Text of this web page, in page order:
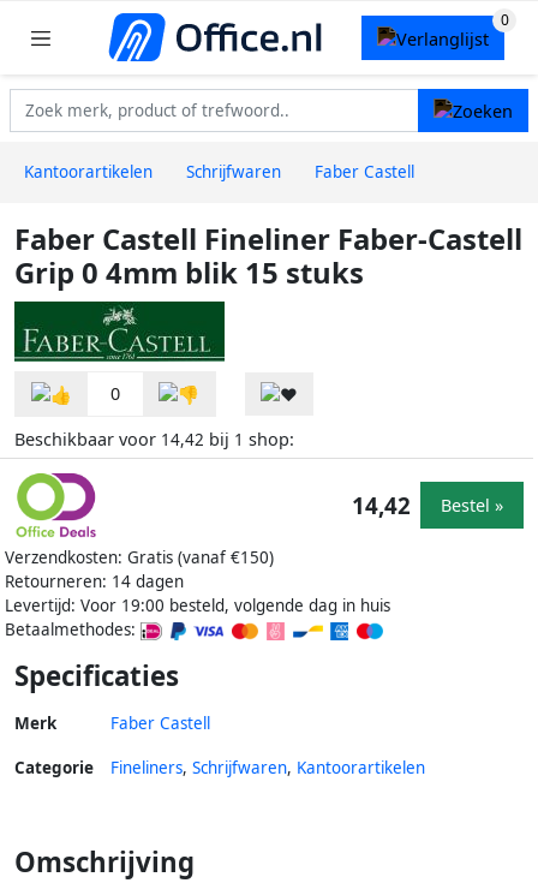
Kantoorartikelen Schrijfwaren Faber Castell
Faber Castell Fineliner Faber-Castell
Grip 0 4mm blik 15 stuks
0
Beschikbaar voor 14,42 bij 1 shop:
Verzendkosten: Gratis (vanaf €150)
Retourneren: 14 dagen
Levertijd: Voor 19:00 besteld, volgende dag in huis
Betaalmethodes:
14,42 Bestel »
Specificaties
Merk Faber Castell
Categorie Fineliners, Schrijfwaren, Kantoorartikelen
Omschrijving